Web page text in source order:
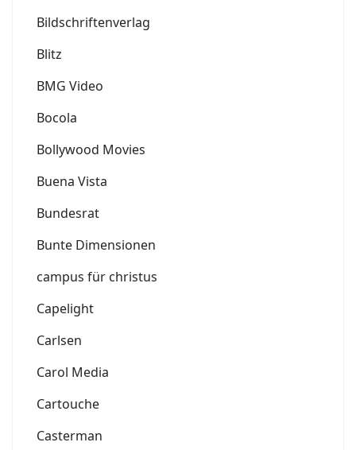
Bildschriftenverlag
Blitz
BMG Video
Bocola
Bollywood Movies
Buena Vista
Bundesrat
Bunte Dimensionen
campus für christus
Capelight
Carlsen
Carol Media
Cartouche
Casterman